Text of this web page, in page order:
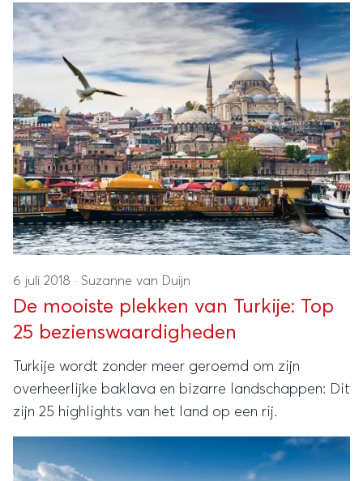
6 juli 2018 · Suzanne van Duijn
De mooiste plekken van Turkije: Top
25 bezienswaardigheden
Turkije wordt zonder meer geroemd om zijn
overheerlijke baklava en bizarre landschappen: Dit
zijn 25 highlights van het land op een rij.